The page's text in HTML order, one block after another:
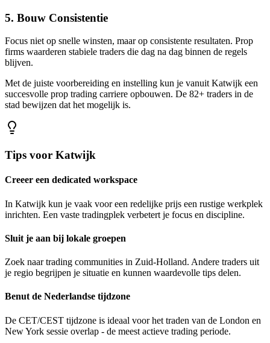
5. Bouw Consistentie
Focus niet op snelle winsten, maar op consistente resultaten. Prop
firms waarderen stabiele traders die dag na dag binnen de regels
blijven.
Met de juiste voorbereiding en instelling kun je vanuit Katwijk een
succesvolle prop trading carriere opbouwen. De 82+ traders in de
stad bewijzen dat het mogelijk is.
Tips voor Katwijk
Creeer een dedicated workspace
In Katwijk kun je vaak voor een redelijke prijs een rustige werkplek
inrichten. Een vaste tradingplek verbetert je focus en discipline.
Sluit je aan bij lokale groepen
Zoek naar trading communities in Zuid-Holland. Andere traders uit
je regio begrijpen je situatie en kunnen waardevolle tips delen.
Benut de Nederlandse tijdzone
De CET/CEST tijdzone is ideaal voor het traden van de London en
New York sessie overlap - de meest actieve trading periode.